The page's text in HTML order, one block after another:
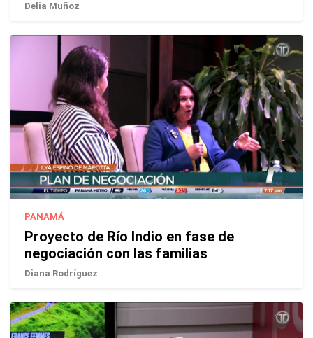
Delia Muñoz
PANAMÁ
Proyecto de Río Indio en fase de
negociación con las familias
Diana Rodríguez